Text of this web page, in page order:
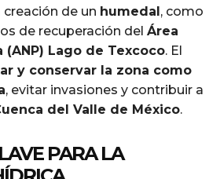
creación de un humedal, como
de recuperación del Área
Lago de Texcoco. El
y conservar la zona como
, evitar invasiones y contribuir a
del Valle de México.
PARA LA